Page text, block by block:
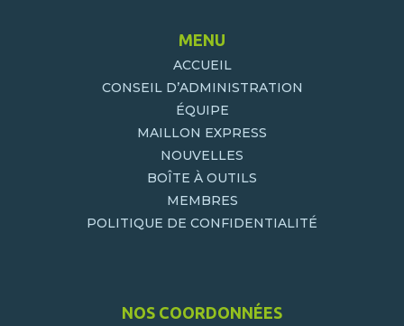
MENU
ACCUEIL
CONSEIL D’ADMINISTRATION
ÉQUIPE
MAILLON EXPRESS
NOUVELLES
BOÎTE À OUTILS
MEMBRES
POLITIQUE DE CONFIDENTIALITÉ
NOS COORDONNÉES